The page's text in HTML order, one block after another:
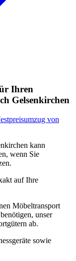
Ihren
Gelsenkirchen
von
kann
wenn Sie
auf Ihre
Möbeltransport
unser
ab.
sowie